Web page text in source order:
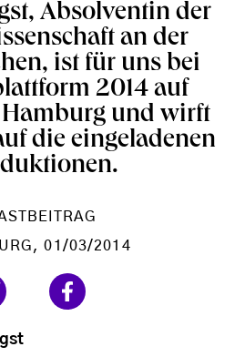
Absolventin der
an der
ist für uns bei
2014 auf
und wirft
die eingeladenen
, 01/03/2014